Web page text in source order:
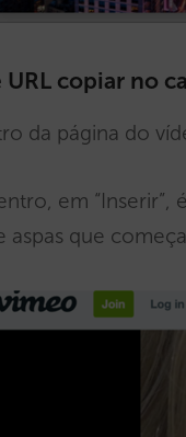
URL copiar no
da página do
em
aspas que